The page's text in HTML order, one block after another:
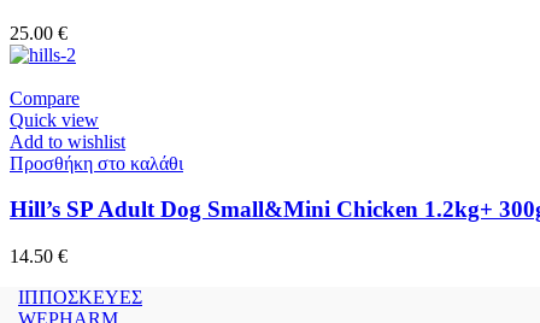
25.00 €
Compare
Quick view
Add to wishlist
Προσθήκη στο καλάθι
Hill’s SP Adult Dog Small&Mini Chicken 1.2kg+
14.50 €
ΙΠΠΟΣΚΕΥΕΣ
WEPHARM